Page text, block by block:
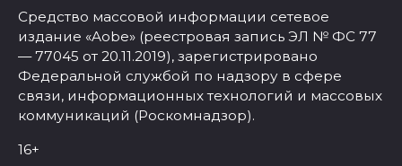
Средство массовой информации сетевое
издание «Aobe» (реестровая запись ЭЛ № ФС 77
— 77045 от 20.11.2019), зарегистрировано
Федеральной службой по надзору в сфере
связи, информационных технологий и массовых
коммуникаций (Роскомнадзор).
16+